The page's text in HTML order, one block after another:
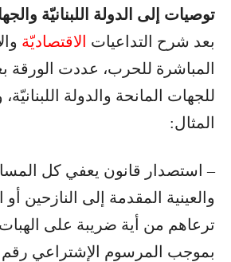
توصيات إلى الدولة اللبنانيّة
بعد شرح التداعيات الاقتصاديّة
المباشرة للحرب، عددت الورقة
للجهات المانحة والدولة
المثال:
– استصدار قانون يعفي كل
والعينية المقدمة إلى النازحين
ترعاهم من أية ضريبة على